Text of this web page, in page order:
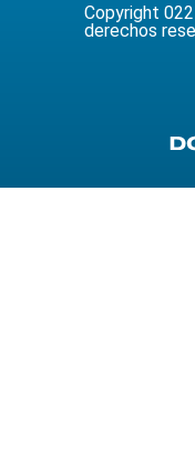
Copyright
derechos